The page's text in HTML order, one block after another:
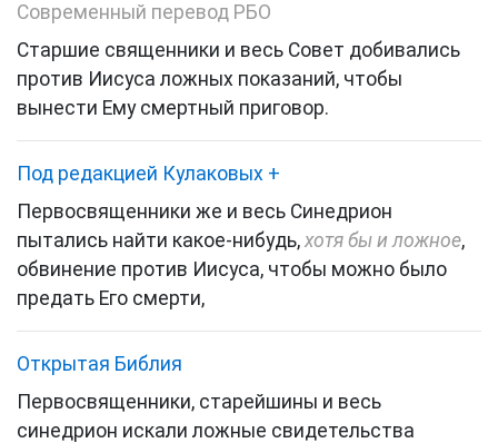
Современный перевод РБО
Старшие священники и весь Совет добивались
против Иисуса ложных показаний, чтобы
вынести Ему смертный приговор.
Под редакцией Кулаковых +
Первосвященники же и весь Синедрион
пытались найти какое-нибудь, хотя бы и ложное,
обвинение против Иисуса, чтобы можно было
предать Его смерти,
Открытая Библия
Первосвященники, старейшины и весь
синедрион искали ложные свидетельства